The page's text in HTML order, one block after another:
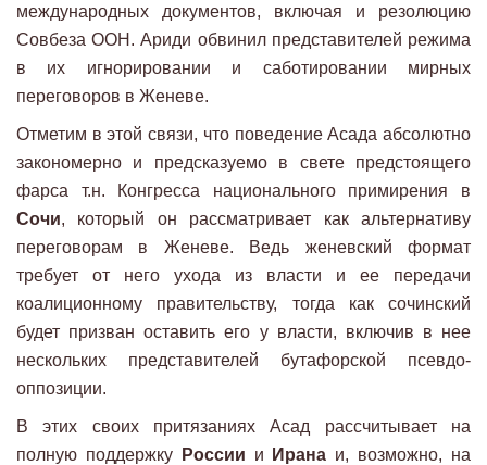
международных документов, включая и резолюцию
Совбеза ООН. Ариди обвинил представителей режима
в их игнорировании и саботировании мирных
переговоров в Женеве.
Отметим в этой связи, что поведение Асада абсолютно
закономерно и предсказуемо в свете предстоящего
фарса т.н. Конгресса национального примирения в
Сочи, который он рассматривает как альтернативу
переговорам в Женеве. Ведь женевский формат
требует от него ухода из власти и ее передачи
коалиционному правительству, тогда как сочинский
будет призван оставить его у власти, включив в нее
нескольких представителей бутафорской псевдо-
оппозиции.
В этих своих притязаниях Асад рассчитывает на
полную поддержку
России и Ирана и, возможно, на